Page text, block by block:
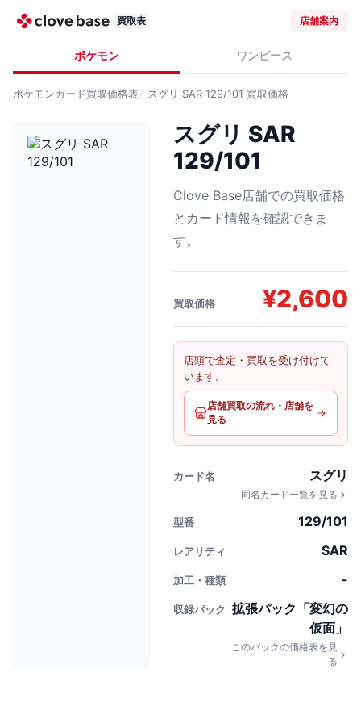
買取表 店舗案内
ポケモン ワンピース
ポケモンカード買取価格表 スグリ SAR 129/101 買取価格
スグリ SAR
129/101
Clove Base店舗での買取価格
とカード情報を確認できま
す。
買取価格 ¥2,600
店頭で査定・買取を受け付けて
います。
店舗買取の流れ・店舗を
見る
カード名 スグリ
同名カード一覧を見る
型番 129/101
レアリティ SAR
加工・種類 -
収録パック
拡張パック「変幻の
仮面」
このパックの価格表を見
る